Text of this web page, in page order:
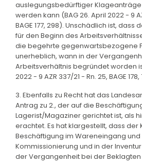
auslegungsbedürftiger
werden kann (BAG 26. April 2022 - 9
BAGE 177, 298). Unschädlich ist, dass
für den Beginn des
die begehrte gegenwartsbezogene
unerheblich, wann in der
Arbeitsverhältnis begründet worden
2022 - 9 AZR 337/21 - Rn. 25, BAGE 178,
3. Ebenfalls zu Recht hat das
Antrag zu 2., der auf die
Lagerist/Magaziner gerichtet ist, als
erachtet. Es hat klargestellt, dass der
Beschäftigung im Wareneingang
Kommissionierung und in der
der Vergangenheit bei der